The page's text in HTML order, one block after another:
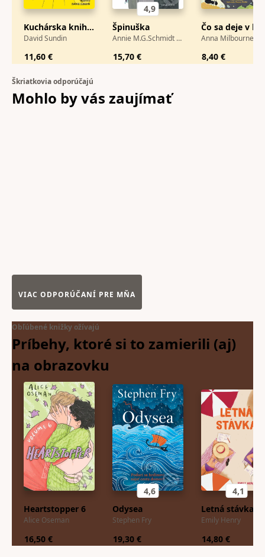
Kuchárska kniha Pippi Dlhej Pančuchy
David Sundin
11,60 €
4,9
Špinuška
Annie M.G.Schmidt a Fiep Westendorp
15,70 €
Anna Milbourne
8,40 €
Škriatkovia odporúčajú
Mohlo by vás zaujímať
VIAC ODPORÚČANÍ PRE MŇA
Obľúbené knižky ožívajú
Príbehy, ktoré si to zamierili (aj)
na obrazovku
Heartstopper 6
Alice Oseman
16,50 €
4,6
Odysea
Stephen Fry
19,30 €
4,1
Letná stávka
Emily Henry
14,80 €